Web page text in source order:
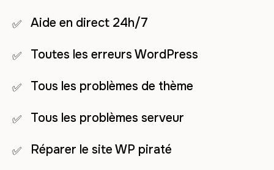
Aide en direct 24h/7
Toutes les erreurs WordPress
Tous les problèmes de thème
Tous les problèmes serveur
Réparer le site WP piraté